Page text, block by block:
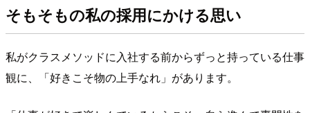
そもそもの私の採用にかける思い
私がクラスメソッドに入社する前からずっと持っている仕事
観に、「好きこそ物の上手なれ」があります。